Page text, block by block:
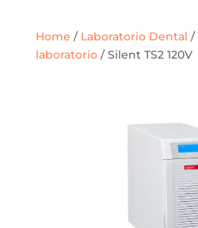
Home / Laboratorio Dental /
laboratorio/ Silent TS2 120V